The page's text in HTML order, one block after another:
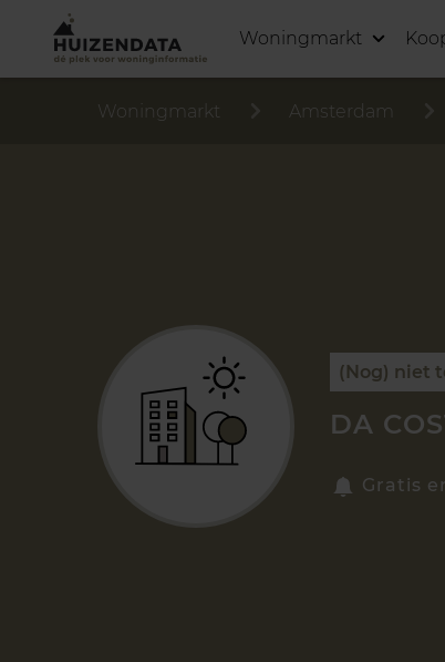
Woningmarkt
Woningmarkt Amsterdam
(Nog) niet
DA
Gratis